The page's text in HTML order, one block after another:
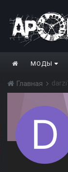
МОДЫ
Главная